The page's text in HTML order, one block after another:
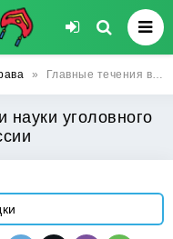
» Главные течения в истории науки уголовного права в России
науки уголовного